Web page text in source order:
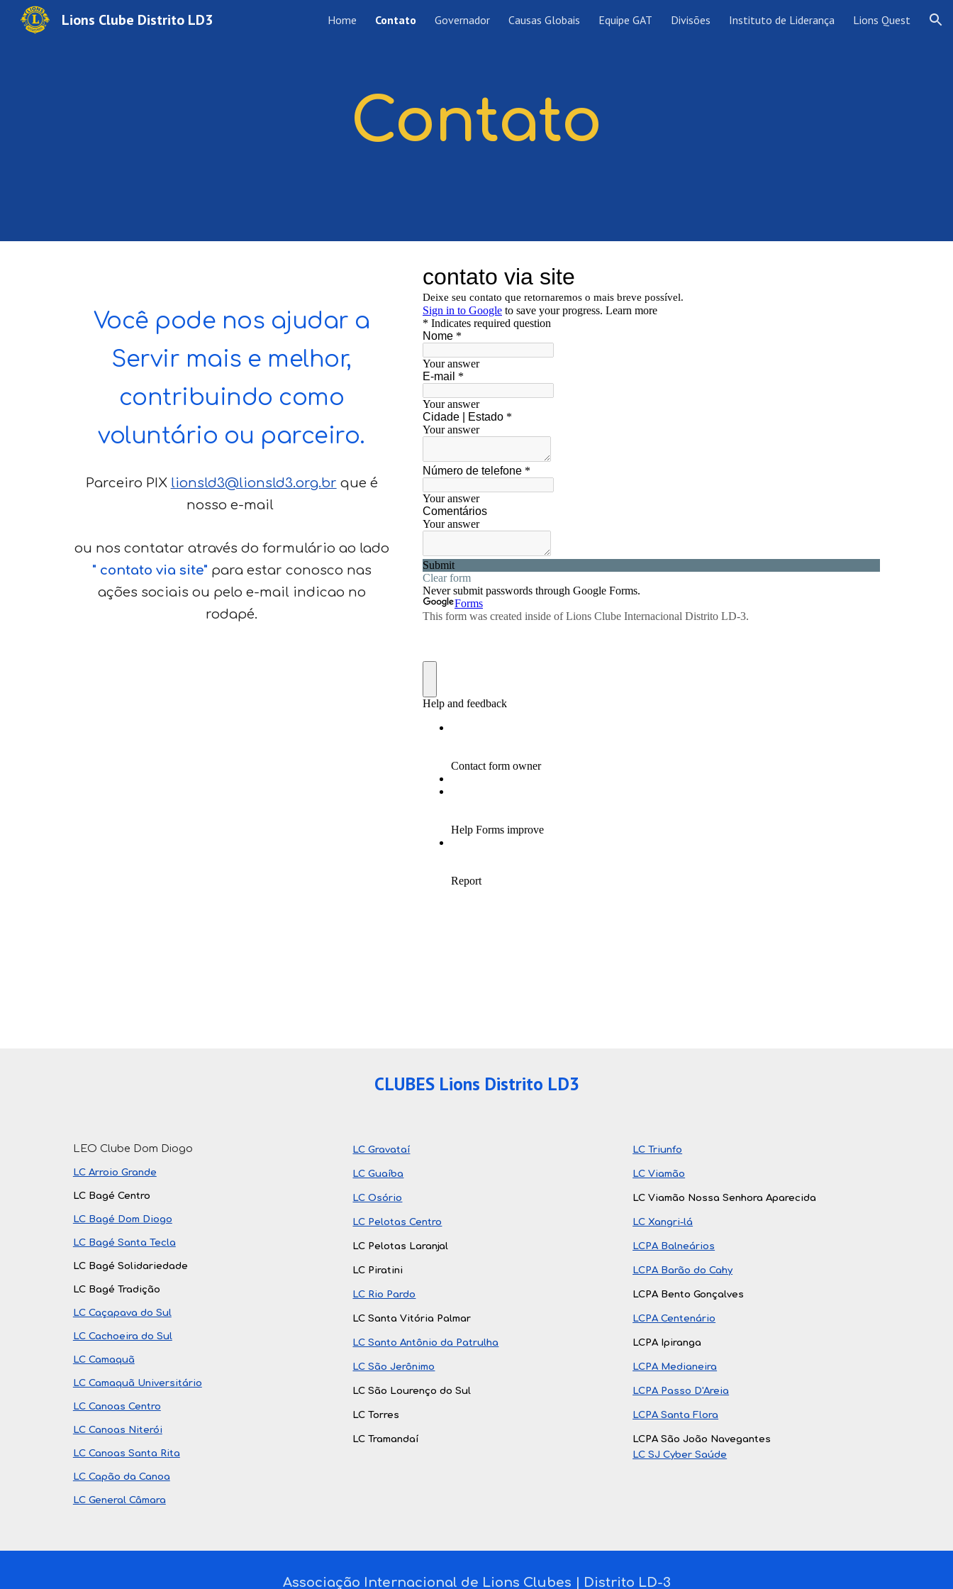
Skip to main content Skip to navigation
Lions Clube Distrito LD3 Home Contato Governador Causas Globais Equipe GAT Divisões Instituto de Liderança Lions Quest
Contato
Você pode nos ajudar a
Servir mais e melhor,
contribuindo como
voluntário ou parceiro.
Parceiro PIX lionsld3@lionsld3.org.br que é
nosso e-mail
ou nos contatar através do formulário ao lado
" contato via site" para estar conosco nas
ações sociais ou pelo e-mail indicao no
rodapé.
CLUBES Lions Distrito LD3
LEO Clube Dom Diogo
LC Arroio Grande
LC Bagé Centro
LC Bagé Dom Diogo
LC Bagé Santa Tecla
LC Bagé Solidariedade
LC Bagé Tradição
LC Caçapava do Sul
LC Cachoeira do Sul
LC Camaquã
LC Camaquã Universitário
LC Canoas Centro
LC Canoas Niterói
LC Canoas Santa Rita
LC Capão da Canoa
LC General Câmara
LC Gravataí
LC Guaíba
LC Osório
LC Pelotas Centro
LC Pelotas Laranjal
LC Piratini
LC Rio Pardo
LC Santa Vitória Palmar
LC Santo Antônio da Patrulha
LC São Jerônimo
LC São Lourenço do Sul
LC Torres
LC Tramandaí
LC Triunfo
LC Viamão
LC Viamão Nossa Senhora Aparecida
LC Xangri-lá
LCPA Balneários
LCPA Barão do Cahy
LCPA Bento Gonçalves
LCPA Centenário
LCPA Ipiranga
LCPA Medianeira
LCPA Passo D'Areia
LCPA Santa Flora
LCPA São João Navegantes
LC SJ Cyber Saúde
Associação Internacional de Lions Clubes | Distrito LD-3